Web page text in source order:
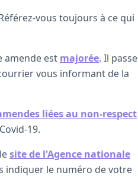
vous toujours à ce qui
amende est majorée. Il passe
vous informant de la
liées au non-respect
19.
site de l'Agence nationale
indiquer le numéro de votre